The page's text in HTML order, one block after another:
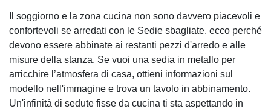
Il soggiorno e la zona cucina non sono davvero piacevoli e
confortevoli se arredati con le Sedie sbagliate, ecco perché
devono essere abbinate ai restanti pezzi d'arredo e alle
misure della stanza. Se vuoi una sedia in metallo per
arricchire l’atmosfera di casa, ottieni informazioni sul
modello nell'immagine e trova un tavolo in abbinamento.
Un'infinità di sedute fisse da cucina ti sta aspettando in